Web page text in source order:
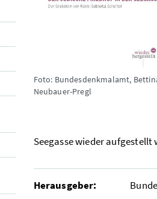
Foto: Bundesdenkmalamt,
Neubauer-Pregl
Seegasse wieder aufgestellt
Herausgeber: